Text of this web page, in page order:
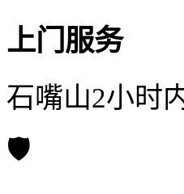
上门服务
石嘴山2小时
🛡️